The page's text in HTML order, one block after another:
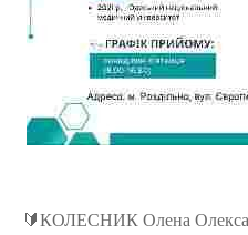
🔰КОЛЕСНИК Олена